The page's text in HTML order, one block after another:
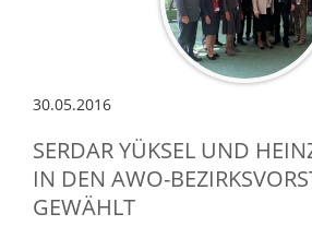
30.05.2016
SERDAR YÜKSEL UND
IN DEN AWO-
GEWÄHLT